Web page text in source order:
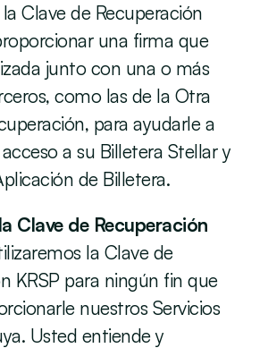
Clave de Recuperación
una firma que
junto con una o más
como las de la Otra
para ayudarle a
a su Billetera Stellar y
de Billetera.
Clave de Recuperación
la Clave de
KRSP para ningún fin que
nuestros Servicios
Usted entiende y